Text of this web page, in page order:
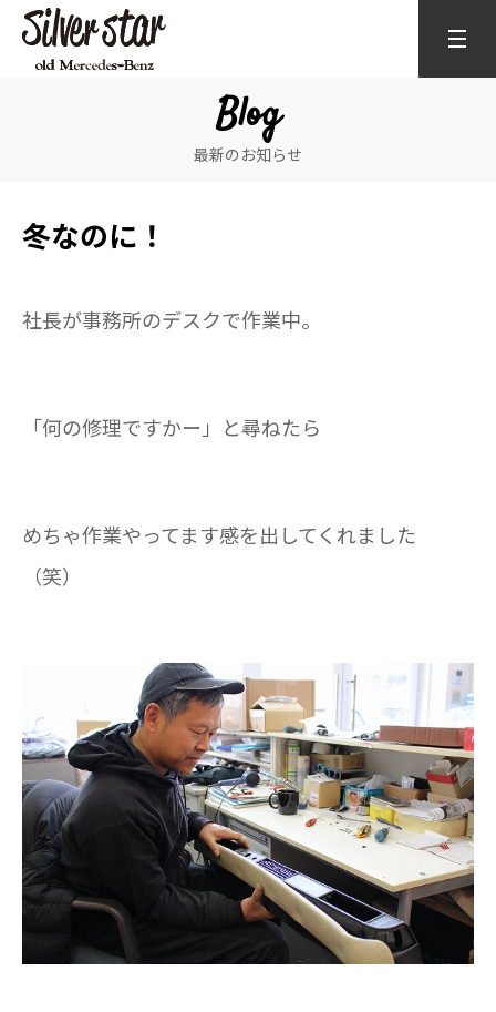
Blog
最新のお知らせ
冬なのに！
社長が事務所のデスクで作業中。
「何の修理ですかー」と尋ねたら
めちゃ作業やってます感を出してくれました
（笑）